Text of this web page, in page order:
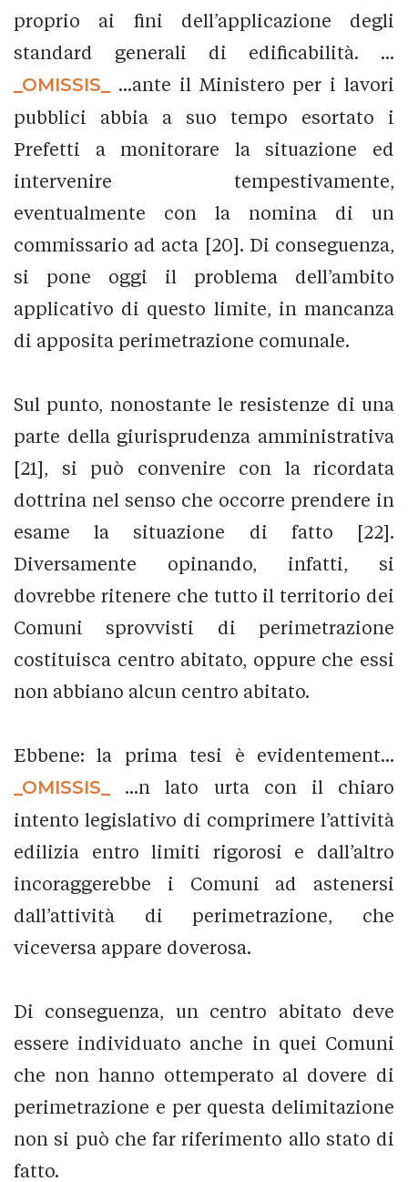
proprio ai fini dell’applicazione degli
standard generali di edificabilità. ...
_OMISSIS_
...ante il Ministero per i lavori
pubblici abbia a suo tempo esortato i
Prefetti a monitorare la situazione ed
intervenire tempestivamente,
eventualmente con la nomina di un
commissario ad acta [20]. Di conseguenza,
si pone oggi il problema dell’ambito
applicativo di questo limite, in mancanza
di apposita perimetrazione comunale.
Sul punto, nonostante le resistenze di una
parte della giurisprudenza amministrativa
[21], si può convenire con la ricordata
dottrina nel senso che occorre prendere in
esame la situazione di fatto [22].
Diversamente opinando, infatti, si
dovrebbe ritenere che tutto il territorio dei
Comuni sprovvisti di perimetrazione
costituisca centro abitato, oppure che essi
non abbiano alcun centro abitato.
Ebbene: la prima tesi è evidentement...
_OMISSIS_
...n lato urta con il chiaro
intento legislativo di comprimere l’attività
edilizia entro limiti rigorosi e dall’altro
incoraggerebbe i Comuni ad astenersi
dall’attività di perimetrazione, che
viceversa appare doverosa.
Di conseguenza, un centro abitato deve
essere individuato anche in quei Comuni
che non hanno ottemperato al dovere di
perimetrazione e per questa delimitazione
non si può che far riferimento allo stato di
fatto.